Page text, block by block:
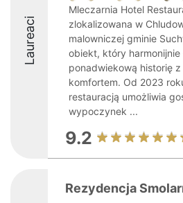
Laureaci
Mleczarnia Hotel
zlokalizowana w
malowniczej gminie
obiekt, który harmonijnie
ponadwiekową historię
komfortem. Od 2023
restauracją umożliwia
wypoczynek ...
9.2
Rezydencja